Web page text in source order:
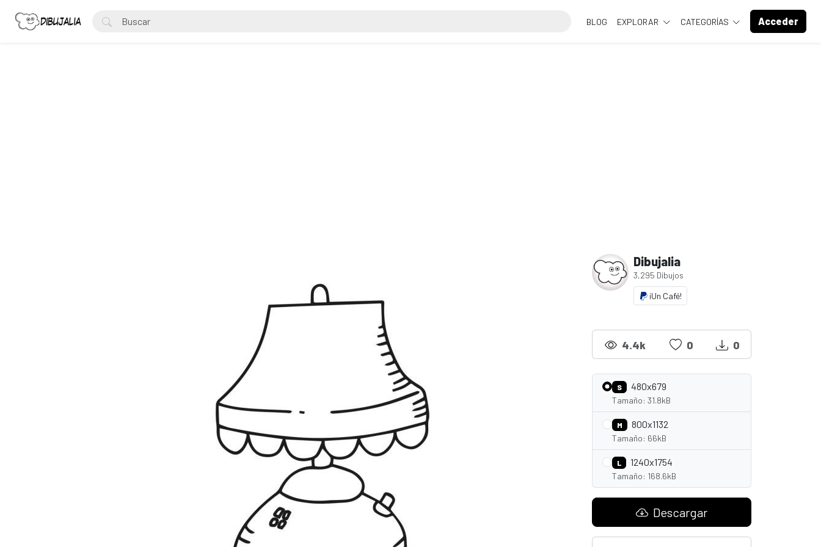
BLOG EXPLORAR CATEGORÍAS Acceder
Dibujalia
3,295 Dibujos
¡Un Café!
4.4k 0 0
S 480x679
Tamaño: 31.8kB
M 800x1132
Tamaño: 66kB
L 1240x1754
Tamaño: 168.6kB
Descargar